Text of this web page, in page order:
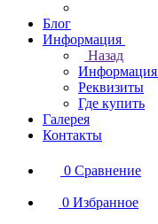
Блог
Информация
Назад
Информация
Реквизиты
Где купить
Галерея
Контакты
0 Сравнение
0 Избранное